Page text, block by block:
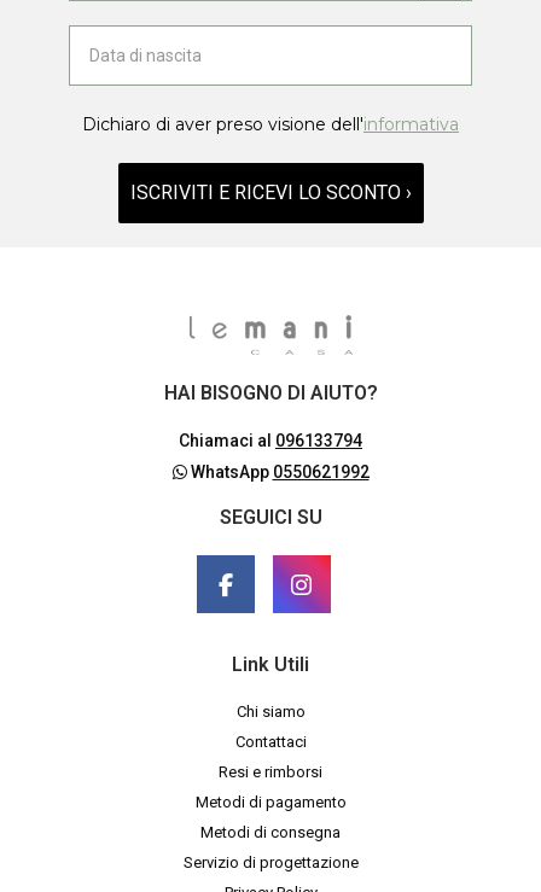
Dichiaro di aver preso visione dell'informativa
ISCRIVITI E RICEVI LO SCONTO ›
HAI BISOGNO DI AIUTO?
Chiamaci al 096133794
WhatsApp 0550621992
SEGUICI SU
Link Utili
Chi siamo
Contattaci
Resi e rimborsi
Metodi di pagamento
Metodi di consegna
Servizio di progettazione